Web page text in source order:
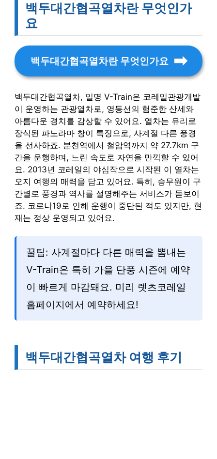
백두대간협곡열차란 무엇인가
요
백두대간협곡열차란 무엇인가요
백두대간협곡열차, 일명 V-Train은 코레일관광개발
이 운영하는 관광열차로, 영동선의 험준한 산세와
아름다운 경치를 감상할 수 있어요. 열차는 유리로
장식된 파노라마 창이 특징으로, 사계절 다른 풍경
을 선사하죠. 분천역에서 철암역까지 약 27.7km 구
간을 운행하며, 느린 속도로 자연을 만끽할 수 있어
요. 2013년 코레일의 야심작으로 시작된 이 열차는
오지 여행의 매력을 담고 있어요. 특히, 승무원이 구
간별로 풍경과 역사를 설명해주는 서비스가 돋보이
죠. 코로나19로 인해 운행이 중단된 적도 있지만, 현
재는 정상 운영되고 있어요.
꿀팁: 사계절마다 다른 매력을 뽐내는
V-Train은 특히 가을 단풍 시즌에 예약
이 빠르게 마감돼요. 미리 렛츠코레일
홈페이지에서 예약하세요!
백두대간협곡열차 여행 후기